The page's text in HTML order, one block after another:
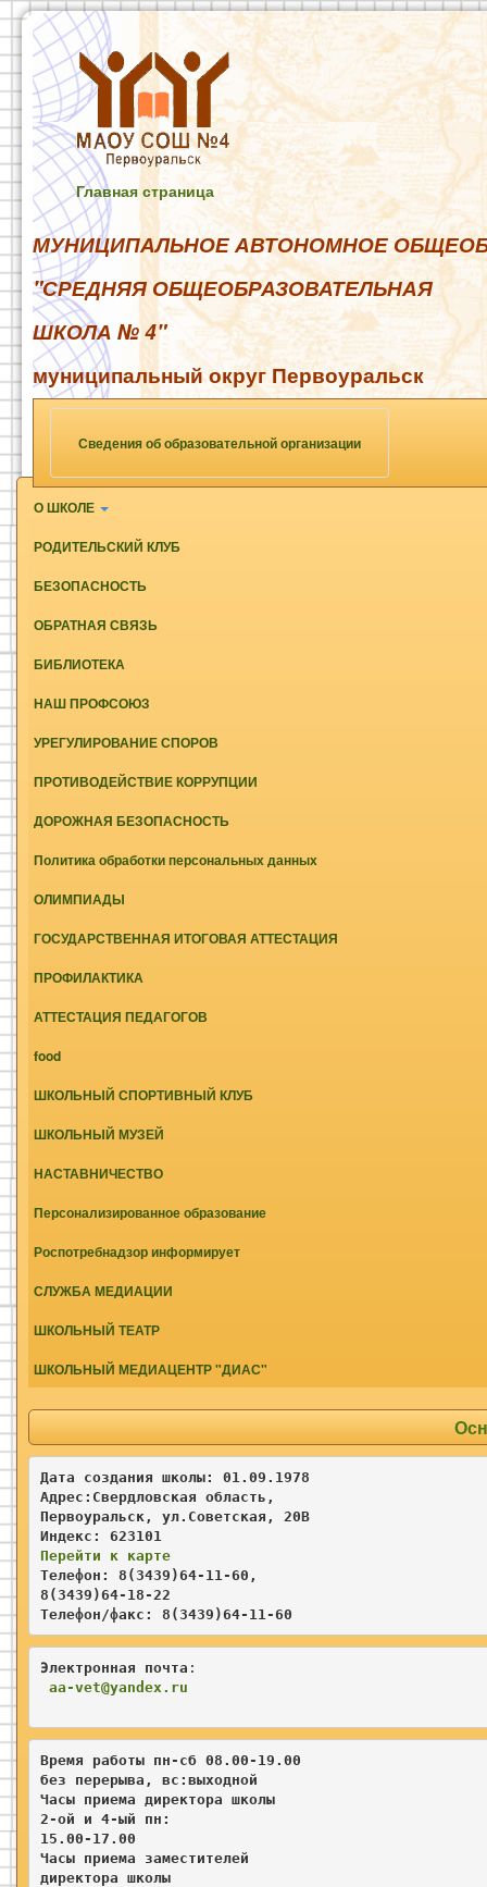
Главная страница
МУНИЦИПАЛЬНОЕ АВТОНОМНОЕ
"СРЕДНЯЯ ОБЩЕОБРАЗОВАТЕЛЬНАЯ
ШКОЛА № 4"
муниципальный округ Первоуральск
Сведения об образовательной организации
О ШКОЛЕ
РОДИТЕЛЬСКИЙ КЛУБ
БЕЗОПАСНОСТЬ
ОБРАТНАЯ СВЯЗЬ
БИБЛИОТЕКА
НАШ ПРОФСОЮЗ
УРЕГУЛИРОВАНИЕ СПОРОВ
ПРОТИВОДЕЙСТВИЕ КОРРУПЦИИ
ДОРОЖНАЯ БЕЗОПАСНОСТЬ
Политика обработки персональных данных
ОЛИМПИАДЫ
ГОСУДАРСТВЕННАЯ ИТОГОВАЯ АТТЕСТАЦИЯ
ПРОФИЛАКТИКА
АТТЕСТАЦИЯ ПЕДАГОГОВ
food
ШКОЛЬНЫЙ СПОРТИВНЫЙ КЛУБ
ШКОЛЬНЫЙ МУЗЕЙ
НАСТАВНИЧЕСТВО
Персонализированное образование
Роспотребнадзор информирует
СЛУЖБА МЕДИАЦИИ
ШКОЛЬНЫЙ ТЕАТР
ШКОЛЬНЫЙ МЕДИАЦЕНТР "ДИАС"
Дата создания школы: 01.09.1978
Адрес:Свердловская область,
Первоуральск, ул.Советская, 20В
Перейти к карте
Телефон: 8(3439)64-11-60,
8(3439)64-18-22
Телефон/факс: 8(3439)64-11-60
Электронная почта :
aa -vet@yandex.ru
Время работы пн-сб 08.00-19.00
без перерыва, вс:выходной
Часы приема директора школы
2-ой и 4-ый пн :
15.00-17.00
Часы приема заместителей
директора школы